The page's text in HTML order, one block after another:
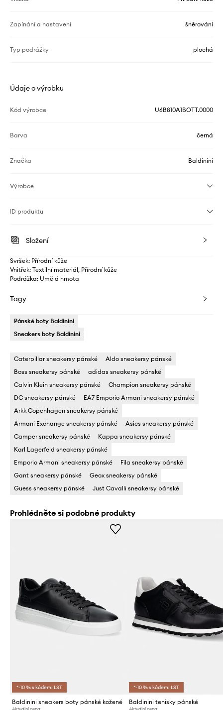
Zapínání a nastavení šněrování
Typ podrážky plochá
Údaje o výrobku
Kód výrobce U6B810A1BOTT.0000
Barva černá
Značka Baldinini
Výrobce
ID produktu
Složení
Svršek: Přírodní kůže
Vnitřek: Textilní materiál, Přírodní kůže
Podrážka: Umělá hmota
Tagy
Pánské boty Baldinini
Sneakers boty Baldinini
Caterpillar sneakersy pánské
Aldo sneakersy pánské
Boss sneakersy pánské
adidas sneakersy pánské
Calvin Klein sneakersy pánské
Champion sneakersy pánské
DC sneakersy pánské
EA7 Emporio Armani sneakersy pánské
Arkk Copenhagen sneakersy pánské
Armani Exchange sneakersy pánské
Asics sneakersy pánské
Camper sneakersy pánské
Kappa sneakersy pánské
Karl Lagerfeld sneakersy pánské
Emporio Armani sneakersy pánské
Fila sneakersy pánské
Gant sneakersy pánské
Geox sneakersy pánské
Guess sneakersy pánské
Just Cavalli sneakersy pánské
Prohlédněte si podobné produkty
*-10 % s kódem: LST
Baldinini sneakers boty pánské kožené
Aktuální cena:
*-10 % s kódem: LST
Baldinini tenisky pánské
Aktuální cena: